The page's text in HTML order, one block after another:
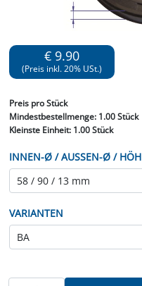
€ 9.90
(Preis inkl. 20% USt.)
Preis pro Stück
Mindestbestellmenge: 1.00 Stück
Kleinste Einheit:1.00 Stück
INNEN-Ø / AUSSEN-Ø / HÖHE
VARIANTEN